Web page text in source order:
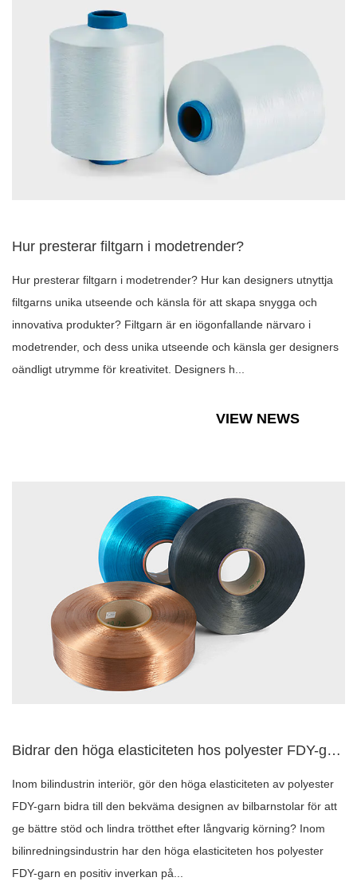
Hur presterar filtgarn i modetrender?
Hur presterar filtgarn i modetrender? Hur kan designers utnyttja
filtgarns unika utseende och känsla för att skapa snygga och
innovativa produkter? Filtgarn är en iögonfallande närvaro i
modetrender, och dess unika utseende och känsla ger designers
oändligt utrymme för kreativitet. Designers h...
VIEW NEWS
Bidrar den höga elasticiteten hos polyester FDY-garn till de...
Inom bilindustrin interiör, gör den höga elasticiteten av polyester
FDY-garn bidra till den bekväma designen av bilbarnstolar för att
ge bättre stöd och lindra trötthet efter långvarig körning? Inom
bilinredningsindustrin har den höga elasticiteten hos polyester
FDY-garn en positiv inverkan på...